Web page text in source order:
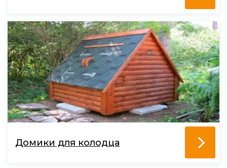
Домики для колодца